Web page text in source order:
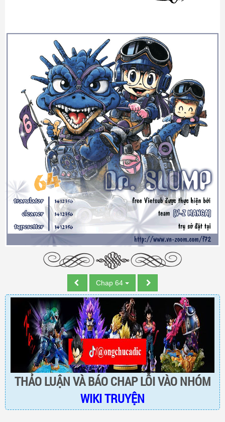
Chap 64
THẢO LUẬN VÀ BÁO CHAP LỖI VÀO NHÓM
WIKI TRUYỆN